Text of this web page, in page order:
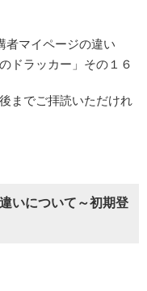
者マイページの違い
ドラッカー」その１６
までご拝読いただけれ
いについて～初期登